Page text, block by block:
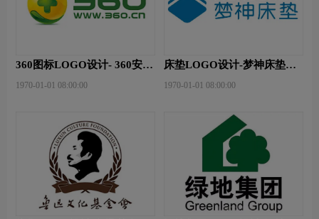
360图标LOGO设计- 360安全
1970-01-01 08:00:00
床垫LOGO设计-梦神床垫品
1970-01-01 08:00:00